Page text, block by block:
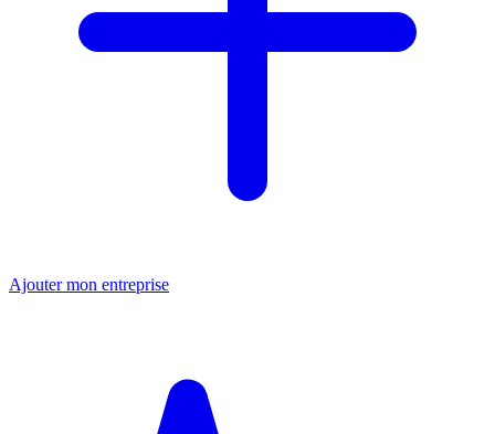
Ajouter mon entreprise